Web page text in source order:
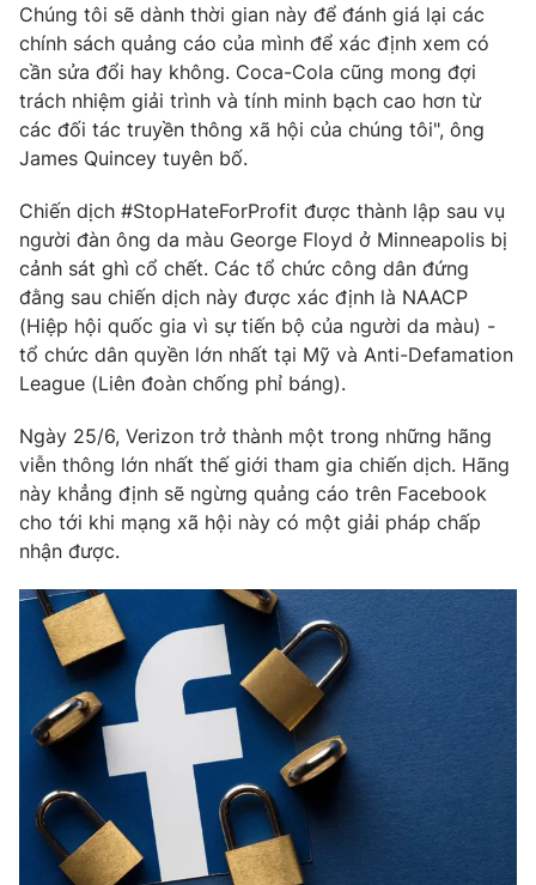
VTV Sức khoẻ Bất động sản
Thị trường 24h Tấm lòng Việt
VTV4 Vươn mình bằng AI
VTV9 VTV8
Liên hệ tòa soạn English
THỜI BÁO VTV
Cơ quan chủ quản:
Đài Truyền hình Việt Nam
Cơ quan báo chí:
Thời báo VTV
Giấy phép hoạt động báo in và báo điện tử số 483/GP-BTTTT
cấp ngày 29/12/2023
Tổng Biên tập:Vũ Thanh Thủy
Phó Tổng Biên tập:
Nguyễn Thị Mỹ Hạnh, Phạm Quốc Thắng,
Nguyễn Trọng Ninh
Tổng đài VTV:024.38 355 931 - 024.38 355 932
Chúng tôi sẽ dành thời gian này để đánh giá lại các
chính sách quảng cáo của mình để xác định xem có
cần sửa đổi hay không. Coca-Cola cũng mong đợi
trách nhiệm giải trình và tính minh bạch cao hơn từ
các đối tác truyền thông xã hội của chúng tôi", ông
James Quincey tuyên bố.
Chiến dịch #StopHateForProfit được thành lập sau vụ
người đàn ông da màu George Floyd ở Minneapolis bị
cảnh sát ghì cổ chết. Các tổ chức công dân đứng
đằng sau chiến dịch này được xác định là NAACP
(Hiệp hội quốc gia vì sự tiến bộ của người da màu) -
tổ chức dân quyền lớn nhất tại Mỹ và Anti-Defamation
League (Liên đoàn chống phỉ báng).
Ngày 25/6, Verizon trở thành một trong những hãng
viễn thông lớn nhất thế giới tham gia chiến dịch. Hãng
này khẳng định sẽ ngừng quảng cáo trên Facebook
cho tới khi mạng xã hội này có một giải pháp chấp
nhận được.